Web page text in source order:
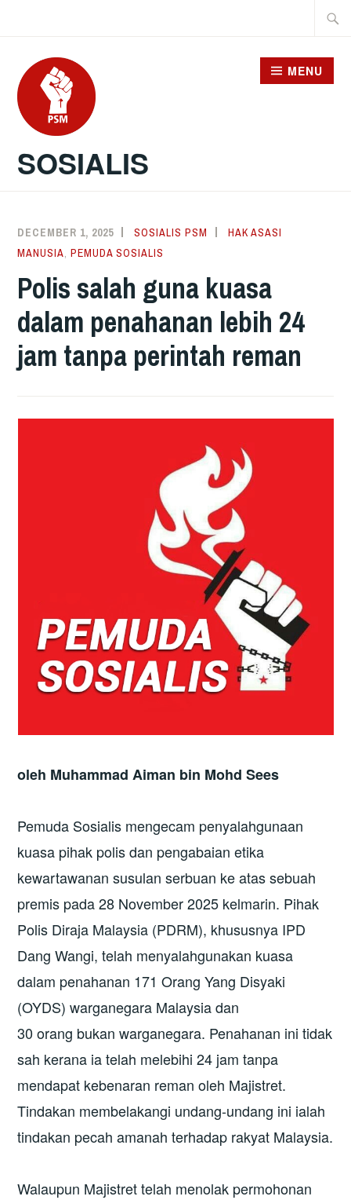
content
SOSIALIS
MENU
DECEMBER 1, 2025 SOSIALIS PSM
HAK ASASI
MANUSIA ,PEMUDA SOSIALIS
Polis salah guna kuasa
dalam penahanan lebih 24
jam tanpa perintah reman
oleh Muhammad Aiman bin Mohd Sees
Pemuda Sosialis mengecam penyalahgunaan
kuasa pihak polis dan pengabaian etika
kewartawanan susulan serbuan ke atas sebuah
premis pada 28 November 2025 kelmarin. Pihak
Polis Diraja Malaysia (PDRM), khususnya IPD
Dang Wangi, telah menyalahgunakan kuasa
dalam penahanan 171 Orang Yang Disyaki
(OYDS) warganegara Malaysia dan
30 orang bukan warganegara. Penahanan ini tidak
sah kerana ia telah melebihi 24 jam tanpa
mendapat kebenaran reman oleh Majistret.
Tindakan membelakangi undang-undang ini ialah
tindakan pecah amanah terhadap rakyat Malaysia.
Walaupun Majistret telah menolak permohonan